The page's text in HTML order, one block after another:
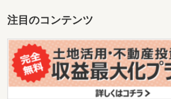
注目のコンテンツ